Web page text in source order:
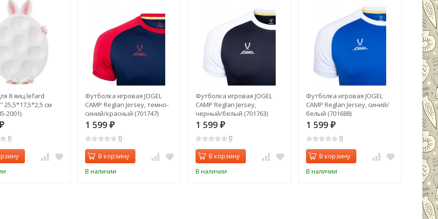
8 яиц lefard
25,5*17,5*2,5 см
2001)
0
Футболка игровая JOGEL
CAMP Reglan Jersey, темно-
синий/красный (701747)
1 599 ₽
0
В корзину
В наличии
Футболка игровая JOGEL
CAMP Reglan Jersey,
черный/белый (701763)
1 599 ₽
0
В корзину
В наличии
Футболка игровая JOGEL
CAMP Reglan Jersey, синий/
белый (701688)
1 599 ₽
0
В корзину
В наличии
1
В
В